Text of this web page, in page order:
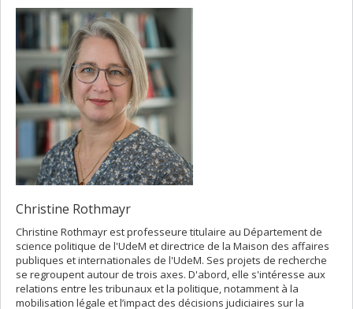
Christine Rothmayr
Christine Rothmayr est professeure titulaire au Département de
science politique de l'UdeM et directrice de la Maison des affaires
publiques et internationales de l'UdeM. Ses projets de recherche
se regroupent autour de trois axes. D'abord, elle s'intéresse aux
relations entre les tribunaux et la politique, notamment à la
mobilisation légale et l’impact des décisions judiciaires sur la